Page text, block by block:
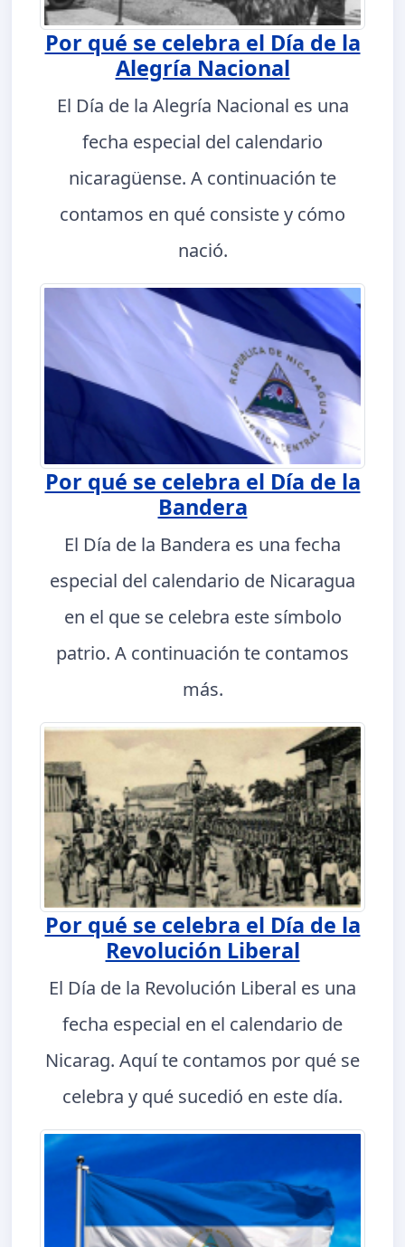
Por qué se celebra el Día de la
Alegría Nacional
El Día de la Alegría Nacional es una
fecha especial del calendario
nicaragüense. A continuación te
contamos en qué consiste y cómo
nació.
Por qué se celebra el Día de la
Bandera
El Día de la Bandera es una fecha
especial del calendario de Nicaragua
en el que se celebra este símbolo
patrio. A continuación te contamos
más.
Por qué se celebra el Día de la
Revolución Liberal
El Día de la Revolución Liberal es una
fecha especial en el calendario de
Nicarag. Aquí te contamos por qué se
celebra y qué sucedió en este día.